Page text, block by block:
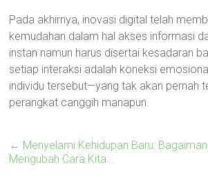
Pada akhirnya, inovasi digital telah
kemudahan dalam hal akses informasi
instan namun harus disertai kesadaran
setiap interaksi adalah koneksi
individu tersebut—yang tak akan pernah
perangkat canggih manapun.
← Menyelami Kehidupan Baru:
Mengubah Cara Kita…